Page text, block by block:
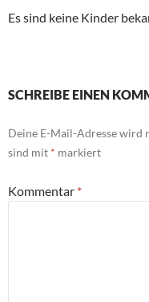
Es sind keine Kinder
SCHREIBE EINEN
Deine E-Mail-Adresse
sind mit * markiert
Kommentar *